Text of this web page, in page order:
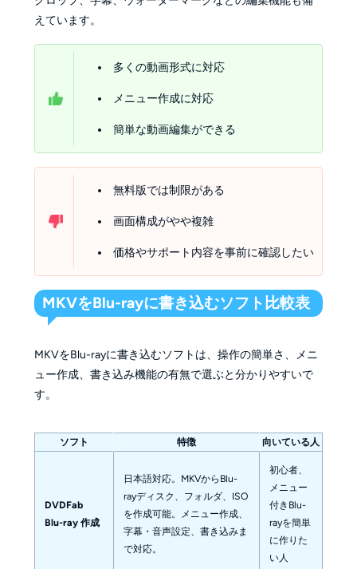
えています。
多くの動画形式に対応
メニュー作成に対応
簡単な動画編集ができる
無料版では制限がある
画面構成がやや複雑
価格やサポート内容を事前に確認したい
MKVをBlu-rayに書き込むソフト比較表
MKVをBlu-rayに書き込むソフトは、操作の簡単さ、メニ
ュー作成、書き込み機能の有無で選ぶと分かりやすいで
す。
ソフト 特徴 向いている人
DVDFab
Blu-ray 作成
日本語対応。MKVからBlu-
rayディスク、フォルダ、ISO
を作成可能。メニュー作成、
字幕・音声設定、書き込みま
で対応。
初心者、
メニュー
付きBlu-
rayを簡単
に作りた
い人